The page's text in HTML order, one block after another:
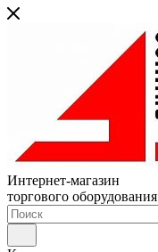
Интернет-магазин
торгового оборудования